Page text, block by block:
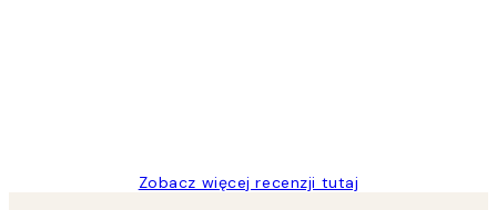
Zobacz więcej recenzji tutaj